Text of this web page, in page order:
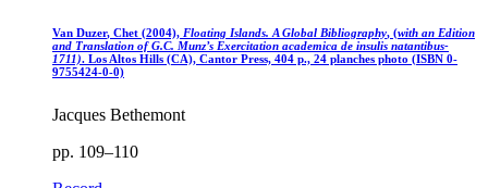
Van Duzer, Chet (2004), Floating Islands. A Global Bibliography, (with an Edition
and Translation of G.C. Munz’s Exercitation academica de insulis natantibus-
1711). Los Altos Hills (CA), Cantor Press, 404 p., 24 planches photo (ISBN 0-
9755424-0-0)
Jacques Bethemont
pp. 109–110